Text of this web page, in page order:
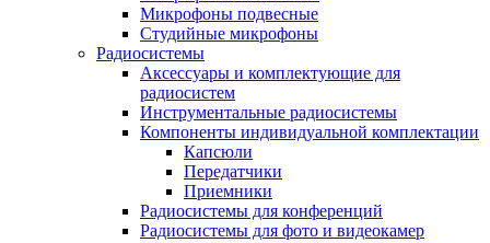
Микрофоны подвесные
Студийные микрофоны
Радиосистемы
Аксессуары и комплектующие для
радиосистем
Инструментальные радиосистемы
Компоненты индивидуальной комплектации
Капсюли
Передатчики
Приемники
Радиосистемы для конференций
Радиосистемы для фото и видеокамер